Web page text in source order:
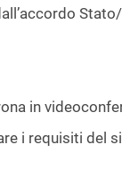
Stato/
in
i requisiti del